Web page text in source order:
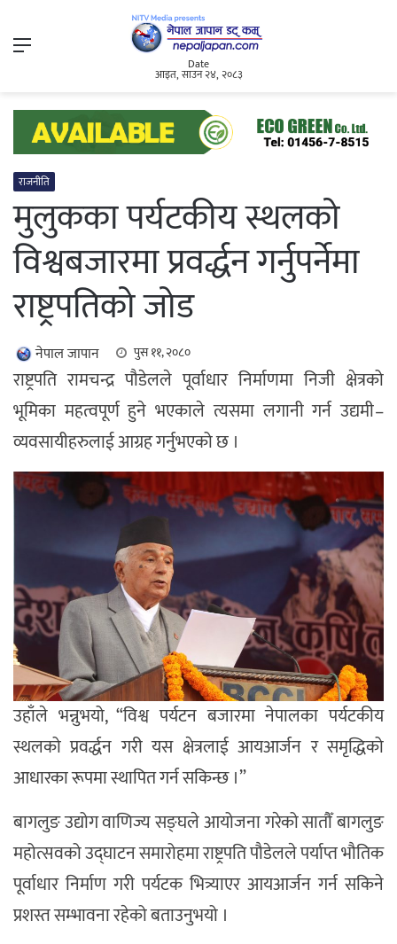
Menu
Date
आइत, साउन २४, २०८३
राजनीति
मुलुकका पर्यटकीय स्थलको
विश्वबजारमा प्रवर्द्धन गर्नुपर्नेमा
राष्ट्रपतिको जोड
नेपाल जापान पुस ११, २०८०
राष्ट्रपति रामचन्द्र पौडेलले पूर्वाधार निर्माणमा निजी क्षेत्रको
भूमिका महत्वपूर्ण हुने भएकाले त्यसमा लगानी गर्न उद्यमी–
व्यवसायीहरुलाई आग्रह गर्नुभएको छ ।
उहाँले भन्नुभयो, “विश्व पर्यटन बजारमा नेपालका पर्यटकीय
स्थलको प्रवर्द्धन गरी यस क्षेत्रलाई आयआर्जन र समृद्धिको
आधारका रूपमा स्थापित गर्न सकिन्छ ।”
बागलुङ उद्योग वाणिज्य सङ्घले आयोजना गरेको सातौँ बागलुङ
महोत्सवको उद्घाटन समारोहमा राष्ट्रपति पौडेलले पर्याप्त भौतिक
पूर्वाधार निर्माण गरी पर्यटक भित्र्याएर आयआर्जन गर्न सकिने
प्रशस्त सम्भावना रहेको बताउनुभयो ।